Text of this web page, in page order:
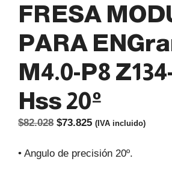
FRESA
PARA
M4.0-P8
Hss 20º
$82.028 El
original
$73.825El
actual
(IVA incluido)
• Angulo de precisión 20º.